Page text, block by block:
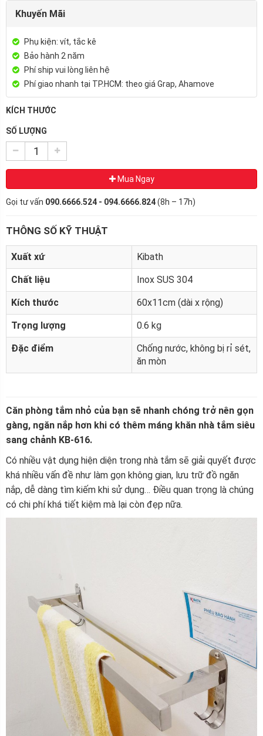
Khuyến Mãi
Phụ kiện: vít, tắc kê
Bảo hành 2 năm
Phí ship vui lòng liên hệ
Phí giao nhanh tại TP.HCM: theo giá Grap, Ahamove
KÍCH THƯỚC
SỐ LƯỢNG
Mua Ngay
Gọi tư vấn 090.6666.524 - 094.6666.824(8h – 17h)
THÔNG SỐ KỸ THUẬT
Xuất xứ Kibath
Chất liệu Inox SUS 304
Kích thước 60x11cm (dài x rộng)
Trọng lượng 0.6 kg
Đặc điểm
Chống nước, không bị rỉ sét,
ăn mòn
Căn phòng tắm nhỏ của bạn sẽ nhanh chóng trở nên gọn
gàng, ngăn nắp hơn khi có thêm máng khăn nhà tắm siêu
sang chảnh KB-616.
Có nhiều vật dụng hiện diện trong nhà tắm sẽ giải quyết được
khá nhiều vấn đề như làm gọn không gian, lưu trữ đồ ngăn
nắp, dễ dàng tìm kiếm khi sử dụng… Điều quan trọng là chúng
có chi phí khá tiết kiệm mà lại còn đẹp nữa.